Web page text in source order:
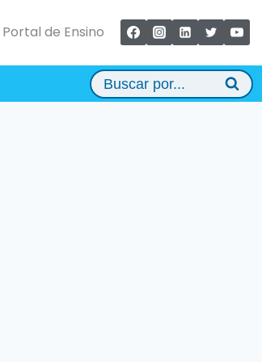
Portal de Ensino
Buscar por...